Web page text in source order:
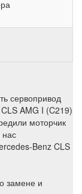
сервопривод
AMG I (C219)
моторчик
Benz CLS
замене и